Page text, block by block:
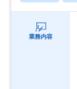
業務内容